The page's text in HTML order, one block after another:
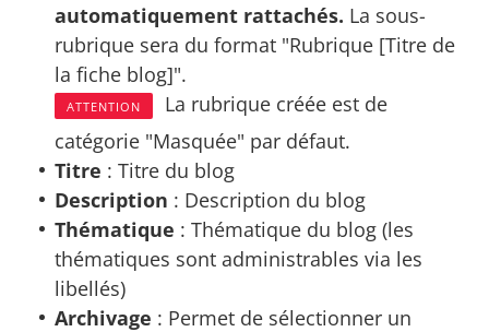
automatiquement rattachés. La sous-
rubrique sera du format "Rubrique [Titre de
la fiche blog]".
ATTENTION
La rubrique créée est de
catégorie "Masquée" par défaut.
Titre : Titre du blog
Description : Description du blog
Thématique : Thématique du blog (les
thématiques sont administrables via les
libellés)
Archivage : Permet de sélectionner un